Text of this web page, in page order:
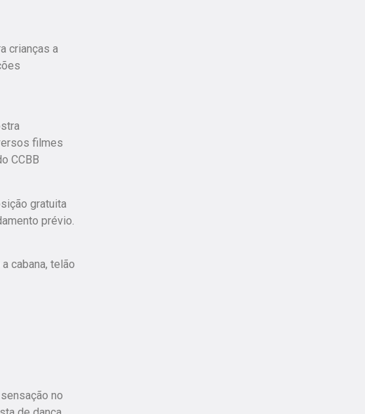
crianças a
filmes
CCBB
gratuita
prévio.
cabana, telão
no